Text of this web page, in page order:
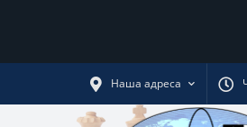
Наша адреса